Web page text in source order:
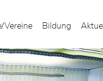
Vereine Bildung